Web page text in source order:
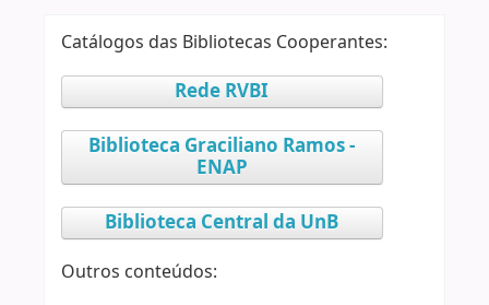
Catálogos das Bibliotecas Cooperantes:
Rede RVBI
Biblioteca Graciliano Ramos -
ENAP
Biblioteca Central da UnB
Outros conteúdos: